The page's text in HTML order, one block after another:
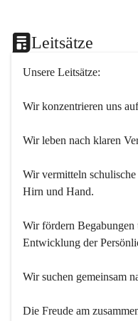
Leitsätze
Unsere Leitsätze:
Wir konzentrieren uns
Wir leben nach klaren
Wir vermitteln
Hirn und Hand.
Wir fördern
Entwicklung der
Wir suchen gemeinsam
Die Freude am